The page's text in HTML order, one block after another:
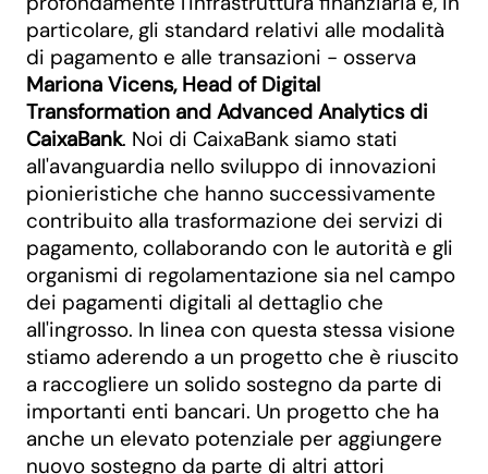
particolare, gli standard relativi alle modalità
di pagamento e alle transazioni - osserva
Mariona Vicens, Head of Digital
Transformation and Advanced Analytics di
CaixaBank. Noi di CaixaBank siamo stati
all'avanguardia nello sviluppo di innovazioni
pionieristiche che hanno successivamente
contribuito alla trasformazione dei servizi di
pagamento, collaborando con le autorità e gli
organismi di regolamentazione sia nel campo
dei pagamenti digitali al dettaglio che
all'ingrosso. In linea con questa stessa visione
stiamo aderendo a un progetto che è riuscito
a raccogliere un solido sostegno da parte di
importanti enti bancari. Un progetto che ha
anche un elevato potenziale per aggiungere
nuovo sostegno da parte di altri attori